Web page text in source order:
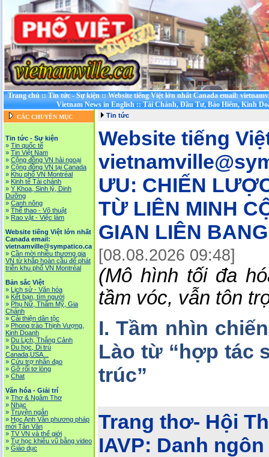
Trang chủ::Tin tức - Sự kiện::Website tiếng Việt lớn nhất Canada email:
Vietnam News in English::Tài Chánh, Đầu Tư, Bảo Hiểm, Kinh
CÁC CHUYÊN MỤC
Tin tức - Sự kiện
» Tin quốc tế
» Tin Việt Nam
» Cộng đồng VN hải ngoại
» Cộng đồng VN tại Canada
» Khu phố VN Montréal
» Kinh tế Tài chánh
» Y Khoa, Sinh lý, Dinh
Dưỡng
» Canh nông
» Thể thao - Võ thuật
» Rao vặt - Việc làm
Website tiếng Việt lớn nhất
Canada email:
vietnamville@sympatico.ca
» Cần mời nhiều thương gia
VN từ khắp hoàn cầu để phát
triễn khu phố VN Montréal
Bản sắc Việt
» Lịch sử - Văn hóa
» Kết bạn, tìm người
» Phụ Nữ, Thẩm Mỹ, Gia
Chánh
» Cải thiện dân tộc
» Phong trào Thịnh Vượng,
Kinh Doanh
» Du Lịch, Thắng Cảnh
» Du học, Di trú
Canada,USA...
» Cứu trợ nhân đạo
» Gỡ rối tơ lòng
» Chat
Văn hóa - Giải trí
» Thơ & Ngâm Thơ
» Nhạc
» Truyện ngắn
» Học Anh Văn phương pháp
mới Tân Văn
» TV VN và thế giới
» Tự học khiêu vũ bằng video
» Giáo dục
Tin tức
Website tiếng
ƯU: CHIẾN
TỪ LIÊN MINH
GIAN LIÊN
[08.08.2026 09:48]
(Mô hình tối đa
tầm vóc, vẫn tôn
I. Tầm nhìn
Lào từ “hợp tác
trúc”
Trang thơ- Hội
IAVP: Danh ngôn